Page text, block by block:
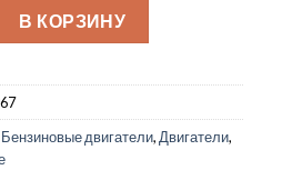
Бензиновый двигатель Weima
В КОРЗИНУ
Бензиновые двигатели,Двигатели,